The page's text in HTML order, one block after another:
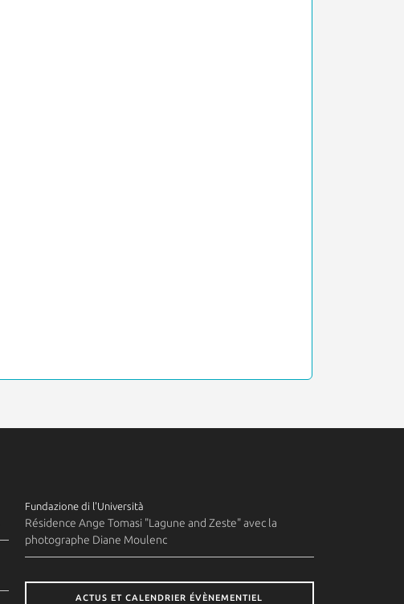
Fundazione di l'Università
Résidence Ange Tomasi "Lagune and Zeste" avec la
photographe Diane Moulenc
ACTUS ET CALENDRIER ÉVÈNEMENTIEL